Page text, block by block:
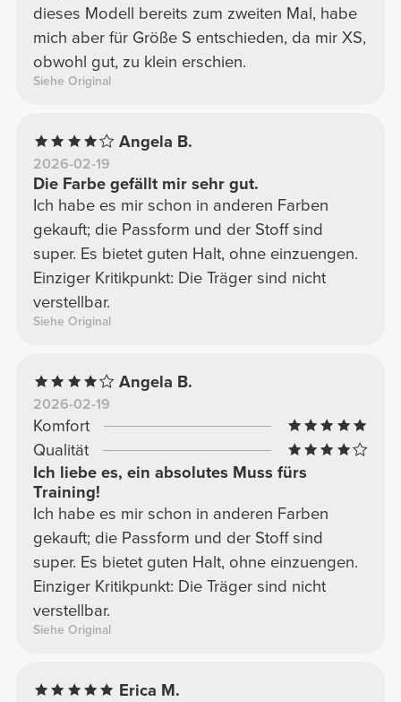
dieses Modell bereits zum zweiten Mal, habe
mich aber für Größe S entschieden, da mir XS,
obwohl gut, zu klein erschien.
Siehe Original
Angela B.
2026-02-19
Die Farbe gefällt mir sehr gut.
Ich habe es mir schon in anderen Farben
gekauft; die Passform und der Stoff sind
super. Es bietet guten Halt, ohne einzuengen.
Einziger Kritikpunkt: Die Träger sind nicht
verstellbar.
Siehe Original
Angela B.
2026-02-19
Komfort
Qualität
Ich liebe es, ein absolutes Muss fürs
Training!
Ich habe es mir schon in anderen Farben
gekauft; die Passform und der Stoff sind
super. Es bietet guten Halt, ohne einzuengen.
Einziger Kritikpunkt: Die Träger sind nicht
verstellbar.
Siehe Original
Erica M.